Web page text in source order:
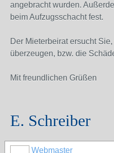
angebracht wurden.
beim Aufzugsschacht fest.
Der Mieterbeirat ersucht
überzeugen, bzw. die
Mit freundlichen Grüßen
E. Schreiber
Webmaster